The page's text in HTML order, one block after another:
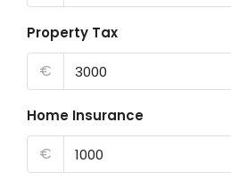
Property Tax
€
Home Insurance
€